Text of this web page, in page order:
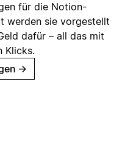
für die Notion-
werden sie vorgestellt
dafür – all das mit
Klicks.
→